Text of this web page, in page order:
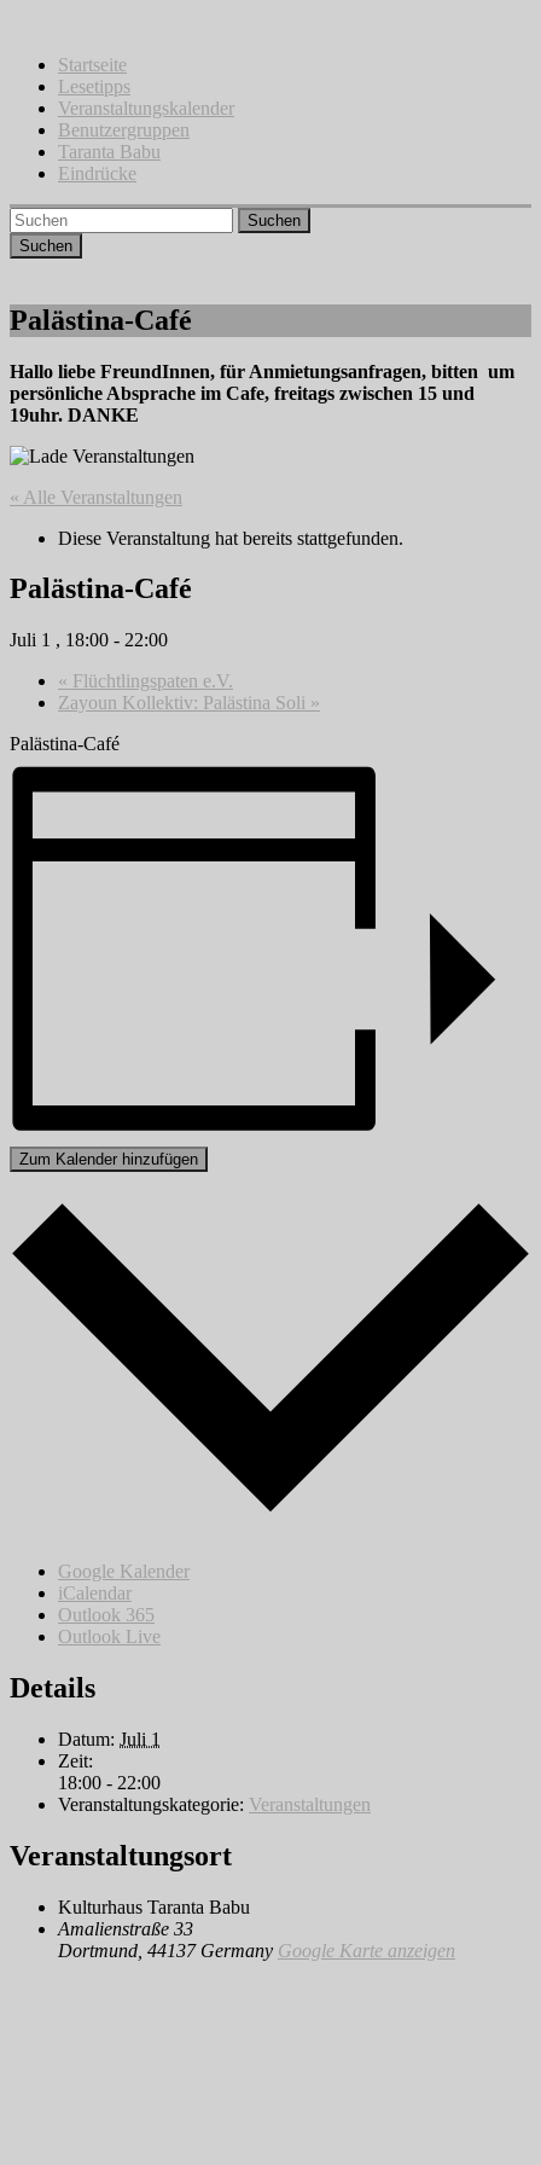
springenStartseite
Lesetipps
Veranstaltungskalender
Benutzergruppen
Taranta Babu
Eindrücke
Suchen
Palästina-Café
Hallo liebe FreundInnen, für Anmietungsanfragen, bitten um
persönliche Absprache im Cafe, freitags zwischen 15 und
19uhr. DANKE
« Alle Veranstaltungen
Diese Veranstaltung hat bereits stattgefunden.
Palästina-Café
Juli 1 , 18:00 - 22:00
« Flüchtlingspaten e.V.
Zayoun Kollektiv: Palästina Soli »
Palästina-Café
Zum Kalender hinzufügen
Google Kalender
iCalendar
Outlook 365
Outlook Live
Details
Datum: Juli 1
Zeit:
18:00 - 22:00
Veranstaltungskategorie: Veranstaltungen
Veranstaltungsort
Kulturhaus Taranta Babu
Amalienstraße 33
Dortmund 44137 Germany Google Karte anzeigen